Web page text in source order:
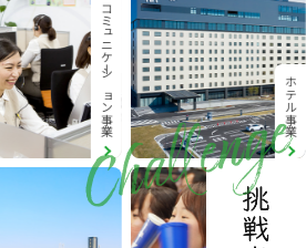
コミュニケーション事業 ホテル事業